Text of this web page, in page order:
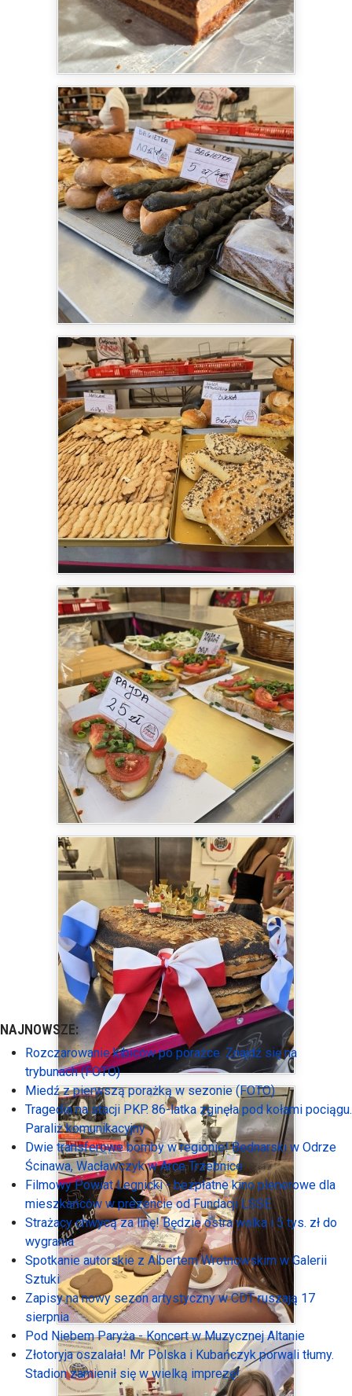
NAJNOWSZE:
Rozczarowanie kibiców po porażce. Znajdź się na
trybunach (FOTO)
Miedź z pierwszą porażką w sezonie (FOTO)
Tragedia na stacji PKP. 86-latka zginęła pod kołami pociągu.
Paraliż komunikacyjny
Dwie transferowe bomby w regionie! Bednarski w Odrze
Ścinawa, Wacławczyk w Arce Trzebnice
Filmowy Powiat Legnicki - bezpłatne kino plenerowe dla
mieszkańców w prezencie od Fundacji LSSE
Strażacy chwycą za linę! Będzie ostra walka i 5 tys. zł do
wygrania
Spotkanie autorskie z Albertem Wrotnowskim w Galerii
Sztuki
Zapisy na nowy sezon artystyczny w CDT ruszają 17
sierpnia
Pod Niebem Paryża - Koncert w Muzycznej Altanie
Złotoryja oszalała! Mr Polska i Kubańczyk porwali tłumy.
Stadion zamienił się w wielką imprezę!